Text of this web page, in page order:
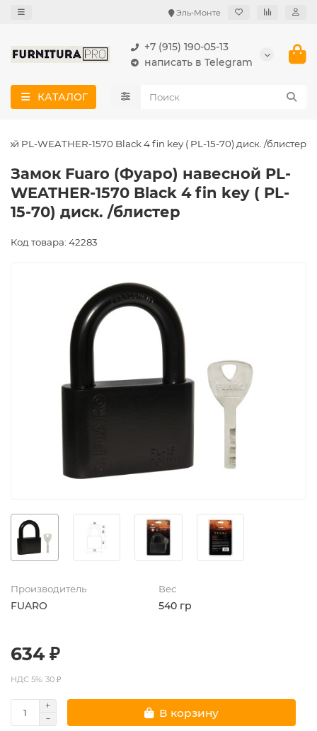
Эль-Монте
+7 (915) 190-05-13
написать в Telegram
КАТАЛОГ
PL-WEATHER-1570 Black 4 fin key ( PL-15-70) диск. /блистер
Замок Fuaro (Фуаро) навесной PL-
WEATHER-1570 Black 4 fin key ( PL-
15-70) диск. /блистер
Код товара: 42283
Производитель
FUARO
Вес
540 гр
634 ₽
НДС 5%: 30 ₽
В корзину